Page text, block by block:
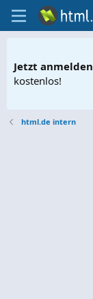
Jetzt anmelden
kostenlos!
html.de intern